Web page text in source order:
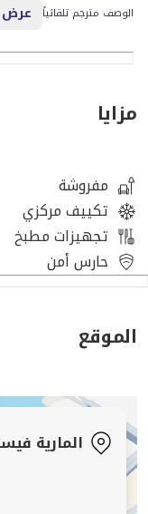
الوصف مترجم تلقائياً عرض
مزايا
مفروشة
تكييف مركزي
تجهيزات مطبخ
حارس أمن
الموقع
المارية